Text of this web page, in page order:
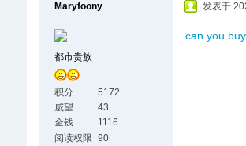
Maryfoony
都市贵族
积分
5172
威望
43
金钱
1116
阅读权限 90
发表于
can you